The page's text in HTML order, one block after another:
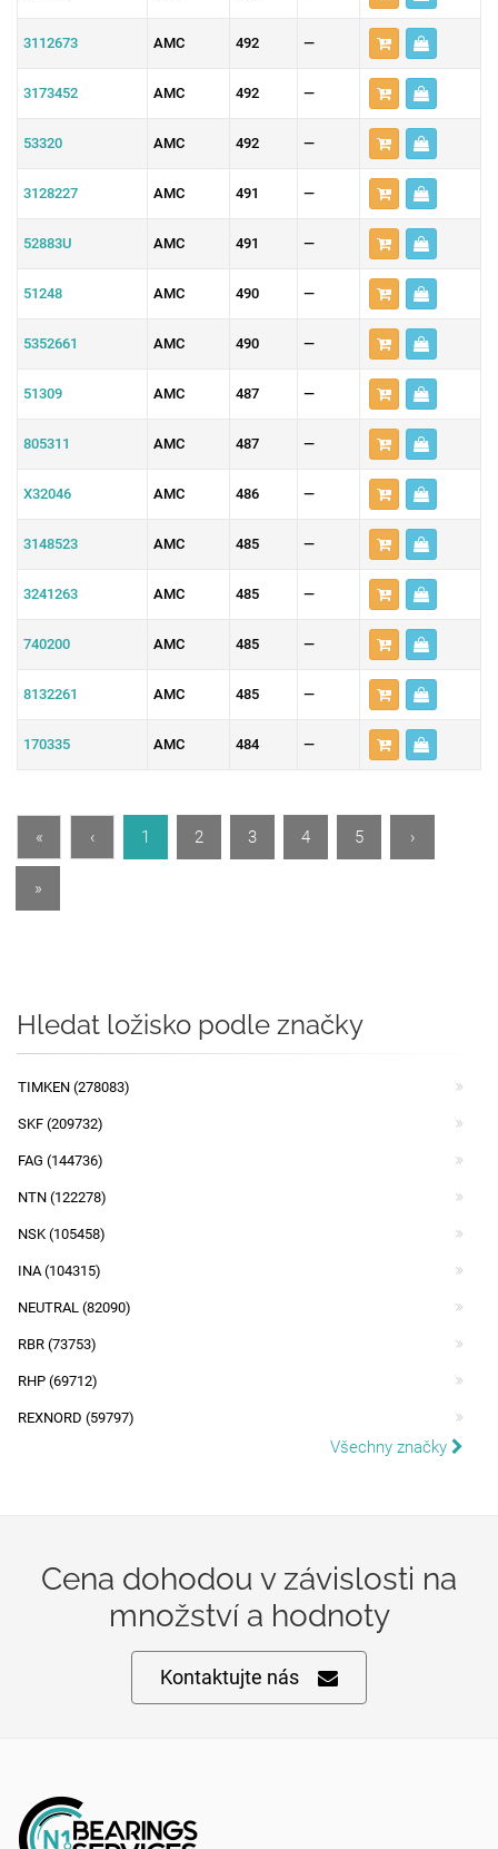
3112673 AMC 492 —
3173452 AMC 492 —
53320 AMC 492 —
3128227 AMC 491 —
52883U AMC 491 —
51248 AMC 490 —
5352661 AMC 490 —
51309 AMC 487 —
805311 AMC 487 —
X32046 AMC 486 —
3148523 AMC 485 —
3241263 AMC 485 —
740200 AMC 485 —
8132261 AMC 485 —
170335 AMC 484 —
« ‹ 1 2 3 4 5 ›
»
Hledat ložisko podle značky
TIMKEN (278083)
SKF (209732)
FAG (144736)
NTN (122278)
NSK (105458)
INA (104315)
NEUTRAL (82090)
RBR (73753)
RHP (69712)
REXNORD (59797)
Všechny značky
Cena dohodou v závislosti na
množství a hodnoty
Kontaktujte nás